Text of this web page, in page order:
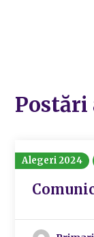
Postări
Alegeri 2024